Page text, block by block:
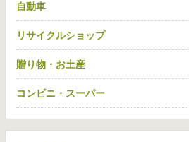
自動車
リサイクルショップ
贈り物・お土産
コンビニ・スーパー